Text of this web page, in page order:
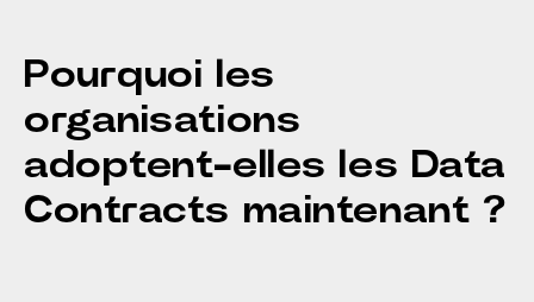
Pourquoi les
organisations
adoptent-elles les Data
Contracts maintenant ?